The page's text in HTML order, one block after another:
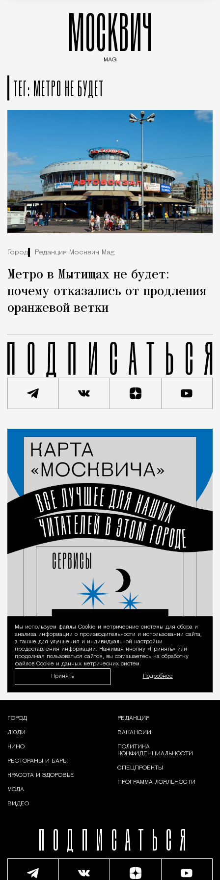
МОСКВИЧ
MAG
ТЕГ: МЕТРО НЕ БУДЕТ
Город Редакция Москвич Mag
Метро в Мытищах не будет:
почему отказались от продления
оранжевой ветки
Уведомление
Мы используем файлы Сookie и метрические системы для сбора и
анализа информации о производительности и использовании сайта,
а также для улучшения и индивидуальной настройки
предоставления информации. Нажимая кнопку «Принять» или
продолжая пользоваться сайтом, вы соглашаетесь на обработку
файлов Cookie и данных метрических систем.
Принять Подробнее
ПОДПИСАТЬСЯ
ГОРОД
ЛЮДИ
КИНО
РЕСТОРАНЫ И БАРЫ
КРАСОТА И ЗДОРОВЬЕ
МОДА
ВИДЕО
РЕДАКЦИЯ
ВАКАНСИИ
ПОЛИТИКА
КОНФИДЕНЦИАЛЬНОСТИ
СПЕЦПРОЕКТЫ
ПРОГРАММА ЛОЯЛЬНОСТИ